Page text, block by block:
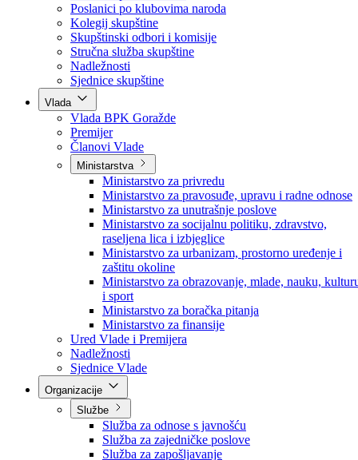
Skupština BPK Goražde
Rukovodstvo
Poslanici po strankama
Poslanici po klubovima naroda
Kolegij skupštine
Skupštinski odbori i komisije
Stručna služba skupštine
Nadležnosti
Sjednice skupštine
Vlada
Vlada BPK Goražde
Premijer
Članovi Vlade
Ministarstva
Ministarstvo za privredu
Ministarstvo za pravosuđe, upravu i radne odnose
Ministarstvo za unutrašnje poslove
Ministarstvo za socijalnu politiku, zdravstvo,
raseljena lica i izbjeglice
Ministarstvo za urbanizam, prostorno uređenje i
zaštitu okoline
Ministarstvo za obrazovanje, mlade, nauku,
i sport
Ministarstvo za boračka pitanja
Ministarstvo za finansije
Ured Vlade i Premijera
Nadležnosti
Sjednice Vlade
Službe